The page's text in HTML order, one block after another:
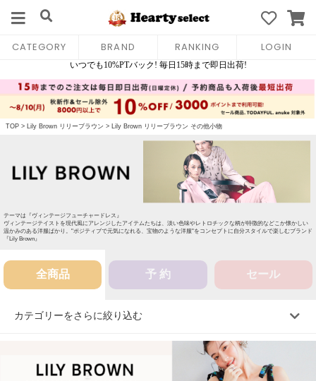
CATEGORY BRAND RANKING LOGIN
TOP > Lily Brown リリーブラウン > Lily Brown リリーブラウン その他小物
テーマは『ヴィンテージフューチャードレス』
ヴィンテージテイストを現代風にアレンジしたアイテムたちは、淡い色味やレトロチックな柄が特徴的などこか懐かしい
温かみのある洋服ばかり。"ポジティブで元気になれる、宝物のような洋服"をコンセプトに自分スタイルで楽しむブランド
『Lily Brown』
全商品 予 約 セール
カテゴリーをさらに絞り込む